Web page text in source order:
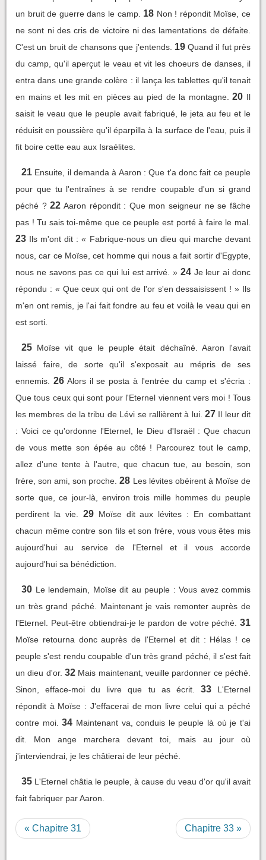
un bruit de guerre dans le camp. 18 Non ! répondit Moïse, ce
ne sont ni des cris de victoire ni des lamentations de défaite.
C'est un bruit de chansons que j'entends. 19 Quand il fut près
du camp, qu'il aperçut le veau et vit les choeurs de danses, il
entra dans une grande colère : il lança les tablettes qu'il tenait
en mains et les mit en pièces au pied de la montagne. 20 Il
saisit le veau que le peuple avait fabriqué, le jeta au feu et le
réduisit en poussière qu'il éparpilla à la surface de l'eau, puis il
fit boire cette eau aux Israélites.
21 Ensuite, il demanda à Aaron : Que t'a donc fait ce peuple
pour que tu l'entraînes à se rendre coupable d'un si grand
péché ? 22 Aaron répondit : Que mon seigneur ne se fâche
pas ! Tu sais toi-même que ce peuple est porté à faire le mal.
23 Ils m'ont dit : « Fabrique-nous un dieu qui marche devant
nous, car ce Moïse, cet homme qui nous a fait sortir d'Egypte,
nous ne savons pas ce qui lui est arrivé. » 24 Je leur ai donc
répondu : « Que ceux qui ont de l'or s'en dessaisissent ! » Ils
m'en ont remis, je l'ai fait fondre au feu et voilà le veau qui en
est sorti.
25 Moïse vit que le peuple était déchaîné. Aaron l'avait
laissé faire, de sorte qu'il s'exposait au mépris de ses
ennemis.
26 Alors il se posta à l'entrée du camp et s'écria :
Que tous ceux qui sont pour l'Eternel viennent vers moi ! Tous
les membres de la tribu de Lévi se rallièrent à lui. 27 Il leur dit
: Voici ce qu'ordonne l'Eternel, le Dieu d'Israël : Que chacun
de vous mette son épée au côté ! Parcourez tout le camp,
allez d'une tente à l'autre, que chacun tue, au besoin, son
frère, son ami, son proche. 28 Les lévites obéirent à Moïse de
sorte que, ce jour-là, environ trois mille hommes du peuple
perdirent la vie.
29 Moïse dit aux lévites : En combattant
chacun même contre son fils et son frère, vous vous êtes mis
aujourd'hui au service de l'Eternel et il vous accorde
aujourd'hui sa bénédiction.
30 Le lendemain, Moïse dit au peuple : Vous avez commis
un très grand péché. Maintenant je vais remonter auprès de
l'Eternel. Peut-être obtiendrai-je le pardon de votre péché. 31
Moïse retourna donc auprès de l'Eternel et dit : Hélas ! ce
peuple s'est rendu coupable d'un très grand péché, il s'est fait
un dieu d'or. 32 Mais maintenant, veuille pardonner ce péché.
Sinon, efface-moi du livre que tu as écrit.
33
L'Eternel
répondit à Moïse : J'effacerai de mon livre celui qui a péché
contre moi. 34 Maintenant va, conduis le peuple là où je t'ai
dit. Mon ange marchera devant toi, mais au jour où
j'interviendrai, je les châtierai de leur péché.
35 L'Eternel châtia le peuple, à cause du veau d'or qu'il avait
fait fabriquer par Aaron.
« Chapitre 31 Chapitre 33 »